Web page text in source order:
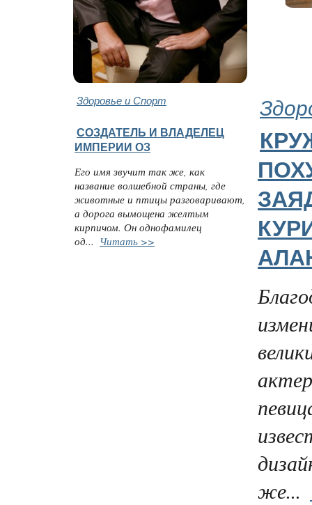
Здоровье и Спорт
СОЗДАТЕЛЬ И ВЛАДЕЛЕЦ
ИМПЕРИИ ОЗ
Его имя звучит так же, как
название волшебной страны, где
животные и птицы разговаривают,
а дорога вымощена желтым
кирпичом. Он однофамилец
од... Читать >>
же...